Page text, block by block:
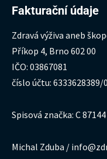
Fakturační údaje
Zdravá výživa aneb
Příkop 4, Brno 602 00
IČO: 03867081
číslo účtu: 6333628389/
Spisová značka: C
Michal Zduba /